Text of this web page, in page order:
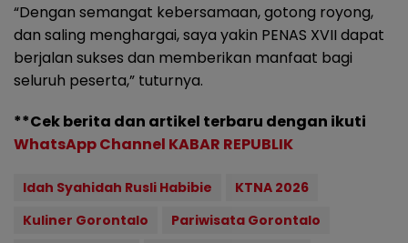
“Dengan semangat kebersamaan, gotong royong,
dan saling menghargai, saya yakin PENAS XVII dapat
berjalan sukses dan memberikan manfaat bagi
seluruh peserta,” tuturnya.
**Cek berita dan artikel terbaru dengan ikuti
WhatsApp Channel KABAR REPUBLIK
Idah Syahidah Rusli Habibie
KTNA 2026
Kuliner Gorontalo
Pariwisata Gorontalo